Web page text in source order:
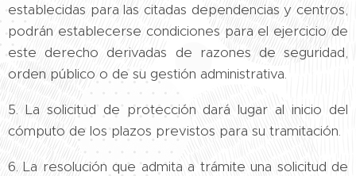
establecidas para las citadas dependencias y centros,
podrán establecerse condiciones para el ejercicio de
este derecho derivadas de razones de seguridad,
orden público o de su gestión administrativa.
5. La solicitud de protección dará lugar al inicio del
cómputo de los plazos previstos para su tramitación.
6. La resolución que admita a trámite una solicitud de